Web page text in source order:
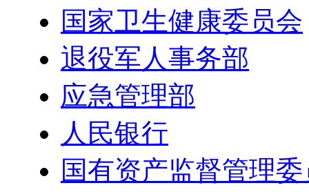
国家卫生健康委员会
退役军人事务部
应急管理部
人民银行
国有资产监督管理